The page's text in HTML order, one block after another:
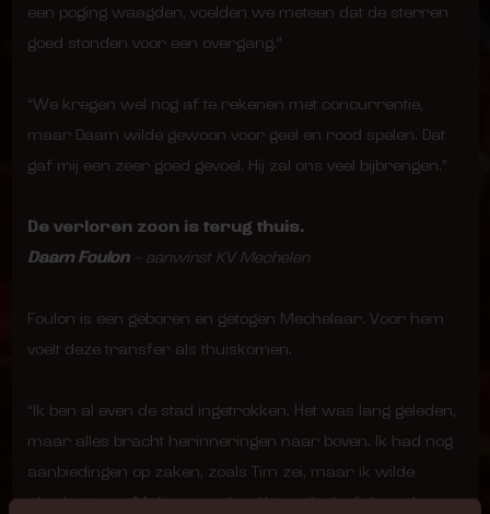
een poging waagden, voelden we meteen dat de sterren
goed stonden voor een overgang.”
“We kregen wel nog af te rekenen met concurrentie,
maar Daam wilde gewoon voor geel en rood spelen. Dat
gaf mij een zeer goed gevoel. Hij zal ons veel bijbrengen.”
De verloren zoon is terug thuis.
Daam Foulon– aanwinst KV Mechelen
Foulon is een geboren en getogen Mechelaar. Voor hem
voelt deze transfer als thuiskomen.
“Ik ben al even de stad ingetrokken. Het was lang geleden,
maar alles bracht herinneringen naar boven. Ik had nog
aanbiedingen op zaken, zoals Tim zei, maar ik wilde
absoluut voor Malinwa spelen. Het voelt alsof de verloren